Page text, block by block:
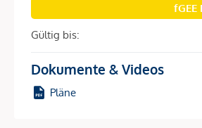
Schäffergasse/Ecke Freundgasse,
Margaretenstraße und Wiedner
einzigartige Mischung aus historischem
Charme sowie urbaner Lebensqualität
fGEE
Gültig bis:
Dokumente & Videos
Pläne